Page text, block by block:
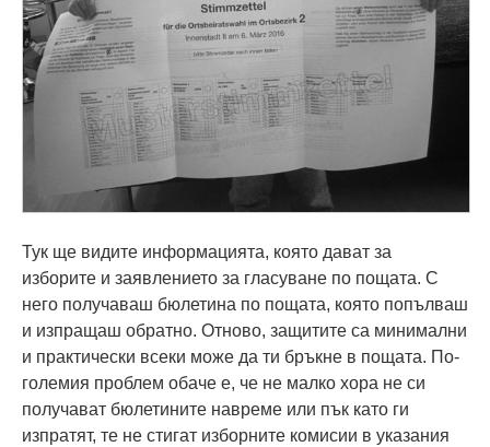
Тук ще видите информацията, която дават за
изборите и заявлението за гласуване по пощата. С
него получаваш бюлетина по пощата, която попълваш
и изпращаш обратно. Отново, защитите са минимални
и практически всеки може да ти бръкне в пощата. По-
големия проблем обаче е, че не малко хора не си
получават бюлетините навреме или пък като ги
изпратят, те не стигат изборните комисии в указания